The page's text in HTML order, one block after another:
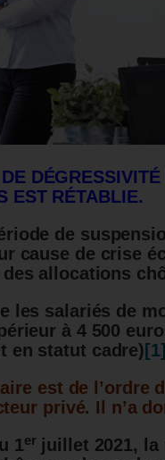
EST RÉTABLIE.
de
cause de crise
allocations
les salariés de
à 4 500
en statut cadre) [1]
est de l’ordre
privé. Il n’a
1erjuillet 2021, la